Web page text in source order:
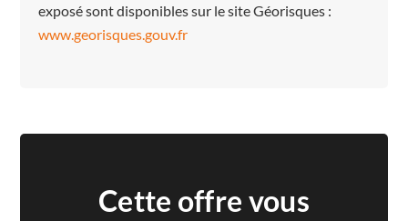
exposé sont disponibles sur le site Géorisques :
www.georisques.gouv.fr
Cette offre vous